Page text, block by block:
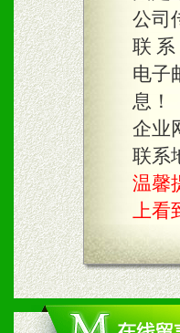
1、免费
2、不定
知名度和
3、根据
具。
四、市场
1、根据
公司
联 系
电子
息！
企业
联系
温馨
上看